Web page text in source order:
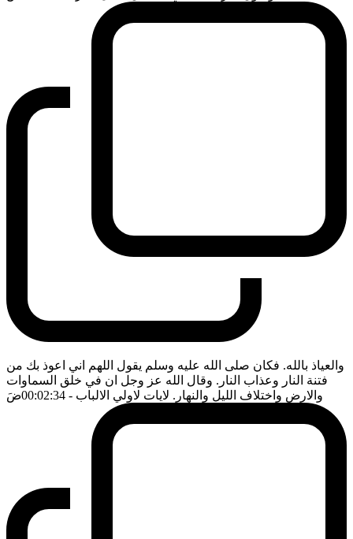
والعياذ بالله. فكان صلى الله عليه وسلم يقول اللهم اني اعوذ بك من
فتنة النار وعذاب النار. وقال الله عز وجل ان في خلق السماوات
والارض واختلاف الليل والنهار. لايات لاولي الالباب - 00:02:34 ضَ